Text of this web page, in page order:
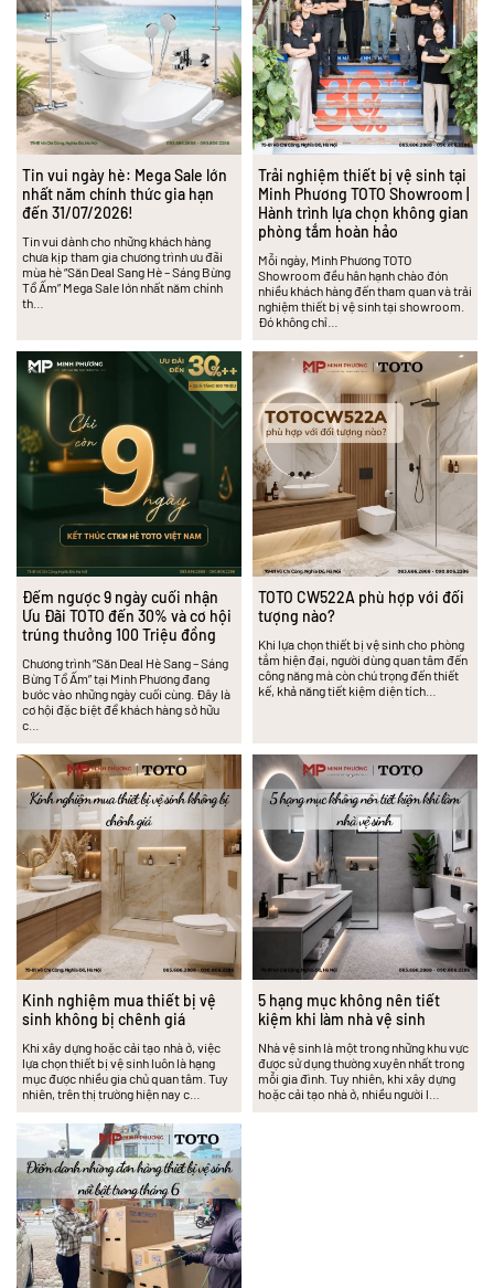
Tin vui ngày hè: Mega Sale lớn
nhất năm chính thức gia hạn
đến 31/07/2026!
Tin vui dành cho những khách hàng
chưa kịp tham gia chương trình ưu đãi
mùa hè “Săn Deal Sang Hè – Sáng Bừng
Tổ Ấm” Mega Sale lớn nhất năm chính
th…
Trải nghiệm thiết bị vệ sinh tại
Minh Phương TOTO Showroom |
Hành trình lựa chọn không gian
phòng tắm hoàn hảo
Mỗi ngày, Minh Phương TOTO
Showroom đều hân hạnh chào đón
nhiều khách hàng đến tham quan và trải
nghiệm thiết bị vệ sinh tại showroom.
Đó không chỉ…
Đếm ngược 9 ngày cuối nhận
Ưu Đãi TOTO đến 30% và cơ hội
trúng thưởng 100 Triệu đồng
Chương trình “Săn Deal Hè Sang – Sáng
Bừng Tổ Ấm” tại Minh Phương đang
bước vào những ngày cuối cùng. Đây là
cơ hội đặc biệt để khách hàng sở hữu
c…
TOTO CW522A phù hợp với đối
tượng nào?
Khi lựa chọn thiết bị vệ sinh cho phòng
tắm hiện đại, người dùng quan tâm đến
công năng mà còn chú trọng đến thiết
kế, khả năng tiết kiệm diện tích…
Kinh nghiệm mua thiết bị vệ
sinh không bị chênh giá
Khi xây dựng hoặc cải tạo nhà ở, việc
lựa chọn thiết bị vệ sinh luôn là hạng
mục được nhiều gia chủ quan tâm. Tuy
nhiên, trên thị trường hiện nay c…
5 hạng mục không nên tiết
kiệm khi làm nhà vệ sinh
Nhà vệ sinh là một trong những khu vực
được sử dụng thường xuyên nhất trong
mỗi gia đình. Tuy nhiên, khi xây dựng
hoặc cải tạo nhà ở, nhiều người l…